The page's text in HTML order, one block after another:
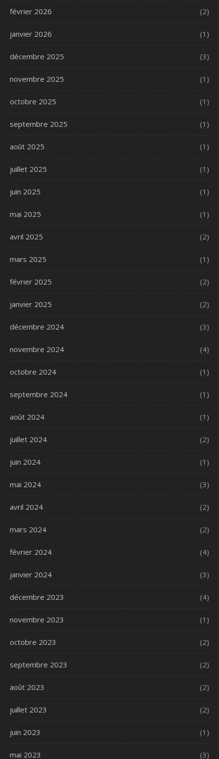
février 2026 (2)
janvier 2026 (1)
décembre 2025 (3)
novembre 2025 (1)
octobre 2025 (1)
septembre 2025 (1)
août 2025 (1)
juillet 2025 (1)
juin 2025 (1)
mai 2025 (1)
avril 2025 (2)
mars 2025 (1)
février 2025 (2)
janvier 2025 (2)
décembre 2024 (3)
novembre 2024 (4)
octobre 2024 (1)
septembre 2024 (1)
août 2024 (1)
juillet 2024 (2)
juin 2024 (1)
mai 2024 (3)
avril 2024 (2)
mars 2024 (2)
février 2024 (4)
janvier 2024 (3)
décembre 2023 (4)
novembre 2023 (1)
octobre 2023 (2)
septembre 2023 (2)
août 2023 (2)
juillet 2023 (2)
juin 2023 (1)
mai 2023 (3)